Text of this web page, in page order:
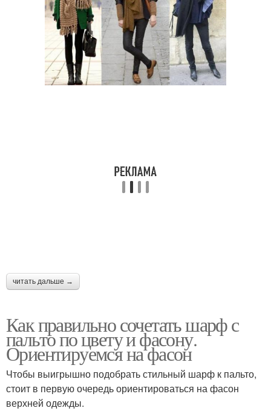
читать дальше →
Как правильно сочетать шарф с
пальто по цвету и фасону.
Ориентируемся на фасон
Чтобы выигрышно подобрать стильный шарф к пальто,
стоит в первую очередь ориентироваться на фасон
верхней одежды.